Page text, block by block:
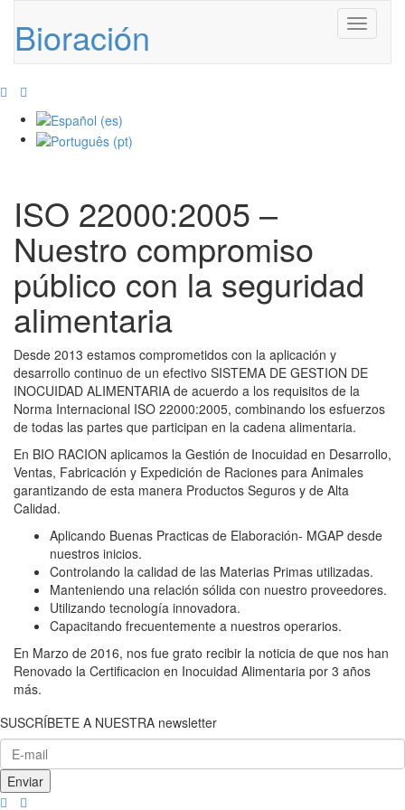
Toggle
Bioración
ISO 22000:2005 –
Nuestro compromiso
público con la seguridad
alimentaria
Desde 2013 estamos comprometidos con la aplicación y
desarrollo continuo de un efectivo SISTEMA DE GESTION DE
INOCUIDAD ALIMENTARIA de acuerdo a los requisitos de la
Norma Internacional ISO 22000:2005, combinando los esfuerzos
de todas las partes que participan en la cadena alimentaria.
En BIO RACION aplicamos la Gestión de Inocuidad en Desarrollo,
Ventas, Fabricación y Expedición de Raciones para Animales
garantizando de esta manera Productos Seguros y de Alta
Calidad.
Aplicando Buenas Practicas de Elaboración- MGAP desde
nuestros inicios.
Controlando la calidad de las Materias Primas utilizadas.
Manteniendo una relación sólida con nuestro proveedores.
Utilizando tecnología innovadora.
Capacitando frecuentemente a nuestros operarios.
En Marzo de 2016, nos fue grato recibir la noticia de que nos han
Renovado la Certificacion en Inocuidad Alimentaria por 3 años
más.
SUSCRÍBETE A NUESTRA newsletter
Enviar